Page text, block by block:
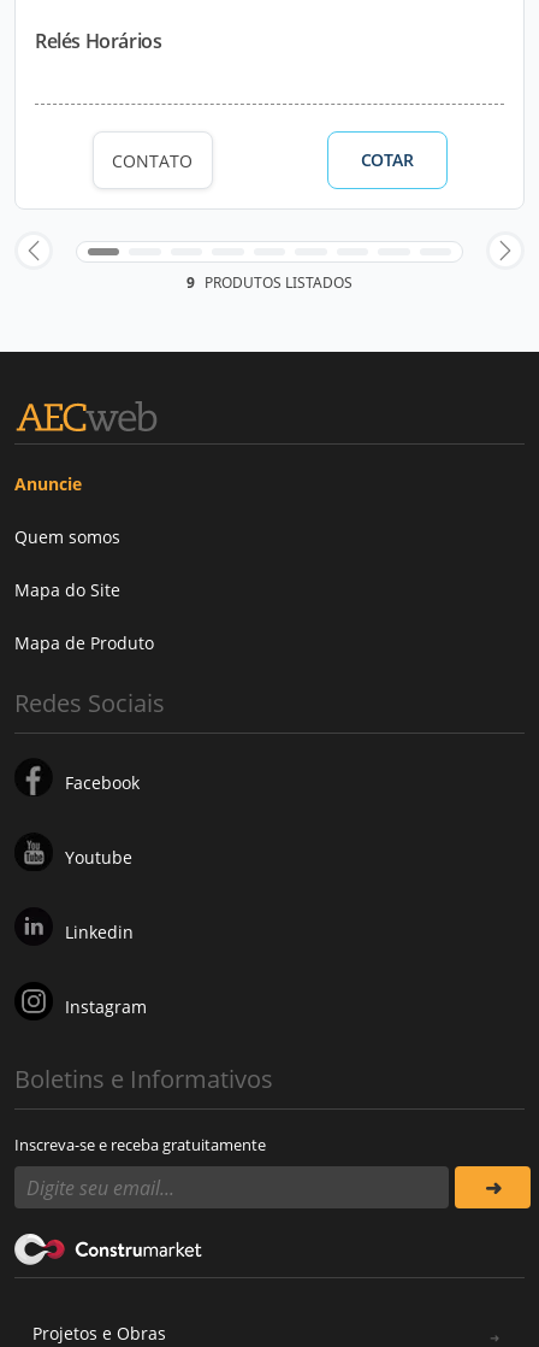
Relés Horários
CONTATO COTAR
9 PRODUTOS LISTADOS
Anuncie
Quem somos
Mapa do Site
Mapa de Produto
Redes Sociais
Facebook
Youtube
Linkedin
Instagram
Boletins e Informativos
Inscreva-se e receba gratuitamente
Projetos e Obras